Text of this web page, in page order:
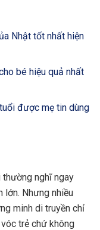
Nhật tốt nhất hiện
bé hiệu quả nhất
được mẹ tin dùng
nghĩ ngay
lớn. Nhưng nhiều
minh di truyền chỉ
trẻ chứ không